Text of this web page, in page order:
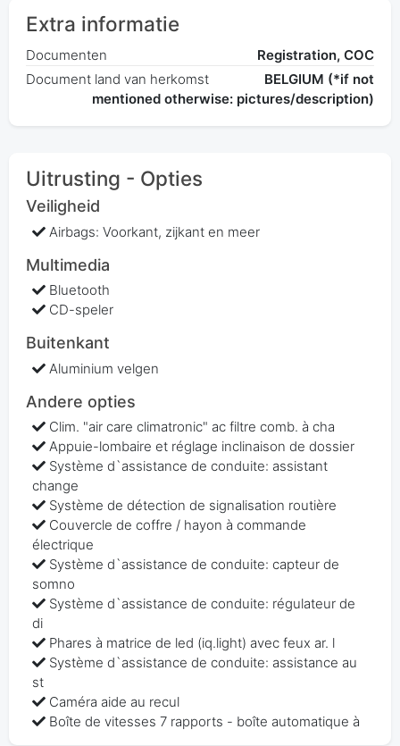
Extra informatie
Documenten
Registration, COC
Document land van herkomst
BELGIUM (*if not
mentioned otherwise: pictures/description)
Uitrusting - Opties
Veiligheid
Airbags: Voorkant, zijkant en meer
Multimedia
Bluetooth
CD-speler
Buitenkant
Aluminium velgen
Andere opties
Clim. "air care climatronic" ac filtre comb. à cha
Appuie-lombaire et réglage inclinaison de dossier
Système d`assistance de conduite: assistant
change
Système de détection de signalisation routière
Couvercle de coffre / hayon à commande
électrique
Système d`assistance de conduite: capteur de
somno
Système d`assistance de conduite: régulateur de
di
Phares à matrice de led (iq.light) avec feux ar. l
Système d`assistance de conduite: assistance au
st
Caméra aide au recul
Boîte de vitesses 7 rapports - boîte automatique à